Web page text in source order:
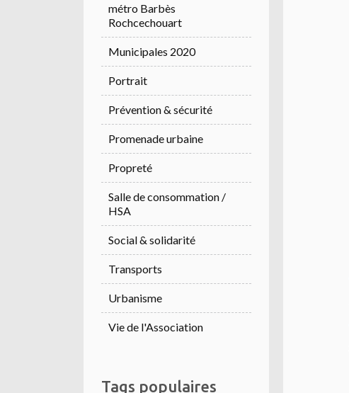
métro Barbès
Rochcechouart
Municipales 2020
Portrait
Prévention & sécurité
Promenade urbaine
Propreté
Salle de consommation /
HSA
Social & solidarité
Transports
Urbanisme
Vie de l'Association
Tags populaires